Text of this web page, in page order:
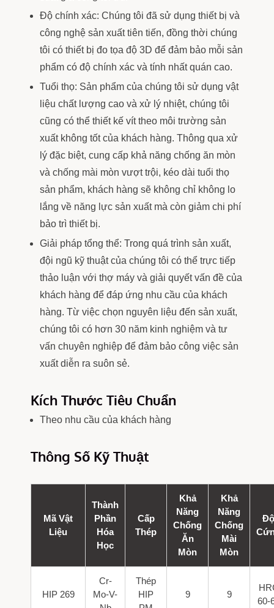
Độ chính xác: Chúng tôi đã sử dụng thiết bị và
công nghệ sản xuất tiên tiến, đồng thời chúng
tôi có thiết bị đo tọa độ 3D để đảm bảo mỗi sản
phẩm có độ chính xác và tính nhất quán cao.
Tuổi thọ: Sản phẩm của chúng tôi sử dụng vật
liệu chất lượng cao và xử lý nhiệt, chúng tôi
cũng có thể thiết kế vít theo môi trường sản
xuất không tốt của khách hàng. Thông qua xử
lý đặc biệt, cung cấp khả năng chống ăn mòn
và chống mài mòn vượt trội, kéo dài tuổi thọ
sản phẩm, khách hàng sẽ không chỉ không lo
lắng về năng lực sản xuất mà còn giảm chi phí
bảo trì thiết bị.
Giải pháp tổng thể: Trong quá trình sản xuất,
đội ngũ kỹ thuật của chúng tôi có thể trực tiếp
thảo luận với thợ máy và giải quyết vấn đề của
khách hàng để đáp ứng nhu cầu của khách
hàng. Từ việc chọn nguyên liệu đến sản xuất,
chúng tôi có hơn 30 năm kinh nghiệm và tư
vấn chuyên nghiệp để đảm bảo công việc sản
xuất diễn ra suôn sẻ.
Kích Thước Tiêu Chuẩn
Theo nhu cầu của khách hàng
Thông Số Kỹ Thuật
Mã Vật
Liệu
Thành
Phần
Hóa
Học
Cấp
Thép
Khả
Năng
Chống
Ăn
Mòn
Khả
Năng
Chống
Mài
Mòn
Độ
HIP 269
Cr-
Mo-V-
Thép
HIP
9 9
60-